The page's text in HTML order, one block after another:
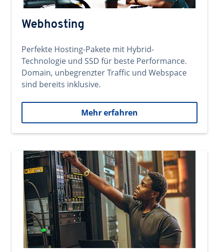
Webhosting
Perfekte Hosting-Pakete mit Hybrid-
Technologie und SSD für beste Performance.
Domain, unbegrenzter Traffic und Webspace
sind bereits inklusive.
Mehr erfahren